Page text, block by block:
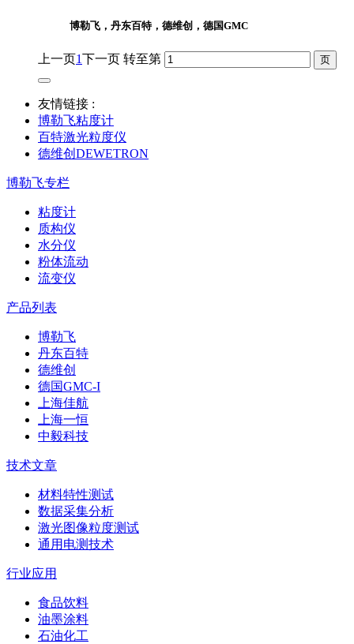
博勒飞，丹东百特，德维创，德国GMC
上一页1下一页 转至第
友情链接 :
博勒飞粘度计
百特激光粒度仪
德维创DEWETRON
博勒飞专栏
粘度计
质构仪
水分仪
粉体流动
流变仪
产品列表
博勒飞
丹东百特
德维创
德国GMC-I
上海佳航
上海一恒
中毅科技
技术文章
材料特性测试
数据采集分析
激光图像粒度测试
通用电测技术
行业应用
食品饮料
油墨涂料
石油化工